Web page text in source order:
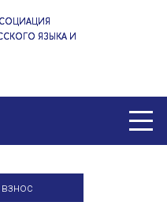
ЯЗЫКА И